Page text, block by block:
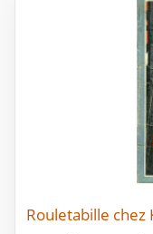
Rouletabille chez